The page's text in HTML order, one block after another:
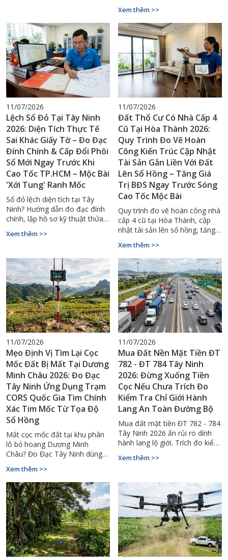
tỉnh. Hotline: 0929.88.66.99.
Xem thêm >>
11/07/2026
Lệch Sổ Đỏ Tại Tây Ninh
2026: Diện Tích Thực Tế
Sai Khác Giấy Tờ – Đo Đạc
Đính Chính & Cấp Đổi Phôi
Sổ Mới Ngay Trước Khi
Cao Tốc TP.HCM – Mộc Bài
'Xới Tung' Ranh Mốc
Sổ đỏ lệch diện tích tại Tây
Ninh? Hướng dẫn đo đạc đính
chính, lập hồ sơ kỹ thuật thửa
Gọi ngay 0929.88.66.99.
Xem thêm >>
11/07/2026
Đất Thổ Cư Có Nhà Cấp 4
Cũ Tại Hòa Thành 2026:
Quy Trình Đo Vẽ Hoàn
Công Kiến Trúc Cập Nhật
Tài Sản Gắn Liền Với Đất
Lên Sổ Hồng – Tăng Giá
Trị BĐS Ngay Trước Sóng
Cao Tốc Mộc Bài
Quy trình đo vẽ hoàn công nhà
cấp 4 cũ tại Hòa Thành, cập
nhật tài sản lên sổ hồng, tăng
0929.88.66.99 – Đo Đạc Tây
Ninh.
Xem thêm >>
11/07/2026
Mẹo Định Vị Tìm Lại Cọc
Mốc Đất Bị Mất Tại Dương
Minh Châu 2026: Đo Đạc
Tây Ninh Ứng Dụng Trạm
CORS Quốc Gia Tìm Chính
Xác Tim Mốc Từ Tọa Độ
Sổ Hồng
Mất cọc mốc đất tại khu phân
lô bỏ hoang Dương Minh
Châu? Đo Đạc Tây Ninh dùng
chính xác tuyệt đối. Gọi
0929.88.66.99.
Xem thêm >>
11/07/2026
Mua Đất Nền Mặt Tiền ĐT
782 - ĐT 784 Tây Ninh
2026: Đừng Xuống Tiền
Cọc Nếu Chưa Trích Đo
Kiểm Tra Chỉ Giới Hành
Lang An Toàn Đường Bộ
Mua đất mặt tiền ĐT 782 - 784
Tây Ninh 2026 ẩn rủi ro dính
hành lang lộ giới. Trích đo kiểm
Tây Ninh - 0929.88.66.99.
Xem thêm >>